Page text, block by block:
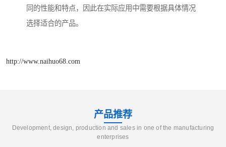
同的性能和特点，因此在实际应用中需要根据具体情况
选择适合的产品。
http://www.naihuo68.com
产品推荐
Development, design, production and sales in one of the manufacturing
enterprises